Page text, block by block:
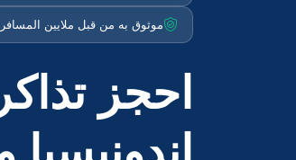
موثوق به من قبل ملايين
احجز